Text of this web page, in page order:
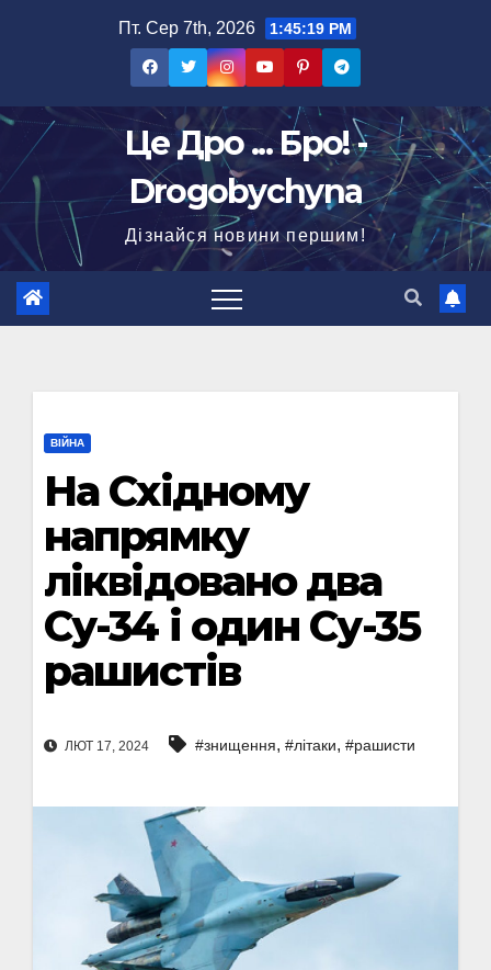
Пт. Сер 7th, 2026 1:45:20 PM
Це Дро ... Бро! -
Drogobychyna
Дізнайся новини першим!
ВІЙНА
На Східному
напрямку
ліквідовано два
Су-34 і один Су-35
рашистів
ЛЮТ 17, 2024 #знищення, #літаки, #рашисти